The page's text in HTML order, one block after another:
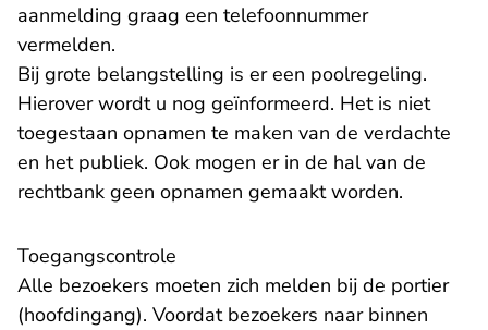
aanmelding graag een telefoonnummer
vermelden.
Bij grote belangstelling is er een poolregeling.
Hierover wordt u nog geïnformeerd. Het is niet
toegestaan opnamen te maken van de verdachte
en het publiek. Ook mogen er in de hal van de
rechtbank geen opnamen gemaakt worden.
Toegangscontrole
Alle bezoekers moeten zich melden bij de portier
(hoofdingang). Voordat bezoekers naar binnen